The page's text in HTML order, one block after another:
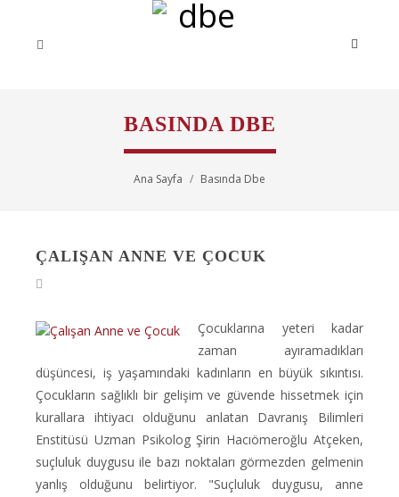
BASINDA DBE
Ana Sayfa Basında Dbe
ÇALIŞAN ANNE VE ÇOCUK
Çocuklarına yeteri kadar
zaman ayıramadıkları
düşüncesi, iş yaşamındaki kadınların en büyük sıkıntısı.
Çocukların sağlıklı bir gelişim ve güvende hissetmek için
kurallara ihtiyacı olduğunu anlatan Davranış Bilimleri
Enstitüsü Uzman Psikolog Şirin Hacıömeroğlu Atçeken,
suçluluk duygusu ile bazı noktaları görmezden gelmenin
yanlış olduğunu belirtiyor. "Suçluluk duygusu, anne